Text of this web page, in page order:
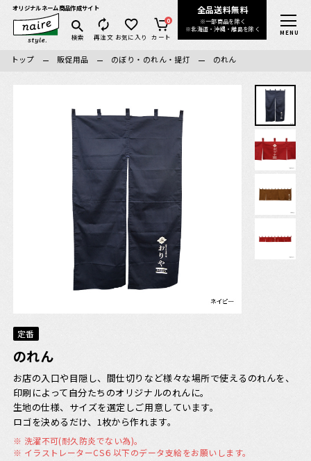
オリジナルネーム商品作成サイト 全品送料無料
※一部商品を除く
※北海道・沖縄・離島を除く
検索 再注文 お気に入り カート
0
MENU
全ての商品
トップ 販促用品 のぼり・のれん・提灯 のれん
定番
のれん
お店の入口や目隠し、間仕切りなど様々な場所で使えるのれんを、
印刷によって自分たちのオリジナルのれんに。
生地の仕様、サイズを選定しご用意しています。
ロゴを決めるだけ、1枚から作れます。
※ 洗濯不可(耐久防炎でない為)。
※ イラストレーターCS６以下のデータ支給をお願いします。